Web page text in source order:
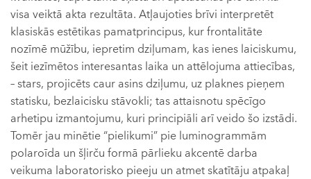
visa veiktā akta rezultāta. Atļaujoties brīvi interpretēt
klasiskās estētikas pamatprincipus, kur frontalitāte
nozīmē mūžību, iepretim dziļumam, kas ienes laiciskumu,
šeit iezīmētos interesantas laika un attēlojuma attiecības,
– stars, projicēts caur asins dziļumu, uz plaknes pieņem
statisku, bezlaicisku stāvokli; tas attaisnotu spēcīgo
arhetipu izmantojumu, kuri principiāli arī veido šo izstādi.
Tomēr jau minētie “pielikumi” pie luminogrammām
polaroīda un šļirču formā pārlieku akcentē darba
veikuma laboratorisko pieeju un atmet skatītāju atpakaļ